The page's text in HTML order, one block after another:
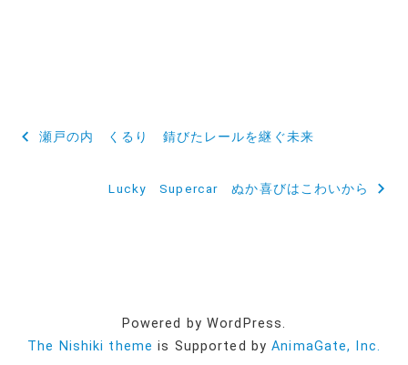
投
瀬戸の内 くるり 錆びたレールを継ぐ未来
Lucky Supercar ぬか喜びはこわいから
Powered by WordPress.
The Nishiki theme is Supported byAnimaGate, Inc.